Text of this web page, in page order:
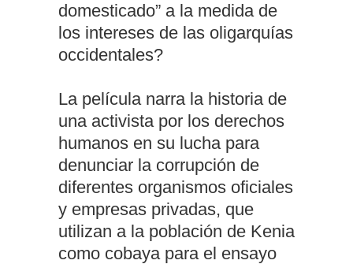
domesticado” a la medida de
los intereses de las oligarquías
occidentales?
La película narra la historia de
una activista por los derechos
humanos en su lucha para
denunciar la corrupción de
diferentes organismos oficiales
y empresas privadas, que
utilizan a la población de Kenia
como cobaya para el ensayo